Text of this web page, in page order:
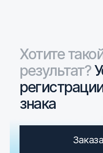
Хотите
результат?
знака